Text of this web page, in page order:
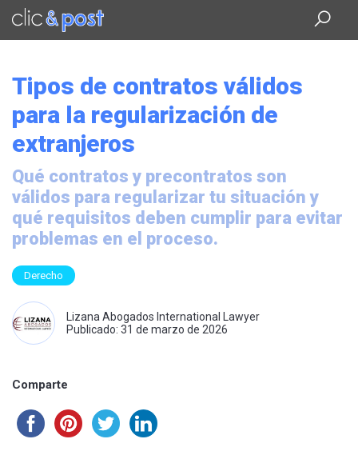
Saltar
contenido
Tipos de contratos válidos
para la regularización de
extranjeros
Qué contratos y precontratos son
válidos para regularizar tu situación y
qué requisitos deben cumplir para evitar
problemas en el proceso.
Derecho
Lizana Abogados International Lawyer
Publicado: 31 de marzo de 2026
Comparte